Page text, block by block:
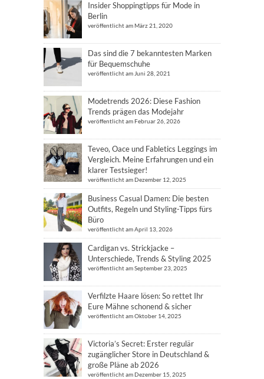
Insider Shoppingtipps für Mode in
Berlin
veröffentlicht am März 21, 2020
Das sind die 7 bekanntesten Marken
für Bequemschuhe
veröffentlicht am Juni 28, 2021
Modetrends 2026: Diese Fashion
Trends prägen das Modejahr
veröffentlicht am Februar 26, 2026
Teveo, Oace und Fabletics Leggings im
Vergleich. Meine Erfahrungen und ein
klarer Testsieger!
veröffentlicht am Dezember 12, 2025
Business Casual Damen: Die besten
Outfits, Regeln und Styling-Tipps fürs
Büro
veröffentlicht am April 13, 2026
Cardigan vs. Strickjacke –
Unterschiede, Trends & Styling 2025
veröffentlicht am September 23, 2025
Verfilzte Haare lösen: So rettet Ihr
Eure Mähne schonend & sicher
veröffentlicht am Oktober 14, 2025
Victoria’s Secret: Erster regulär
zugänglicher Store in Deutschland &
große Pläne ab 2026
veröffentlicht am Dezember 15, 2025